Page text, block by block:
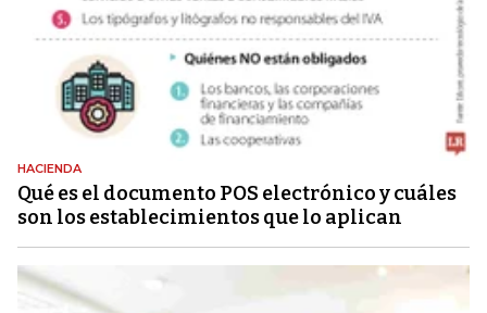
HACIENDA
Qué es el documento POS electrónico y cuáles
son los establecimientos que lo aplican